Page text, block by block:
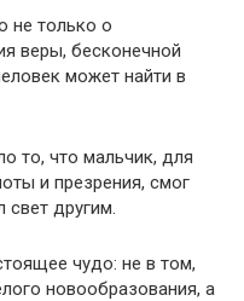
не только о
веры, бесконечной
может найти в
то, что мальчик, для
и презрения, смог
свет другим.
чудо: не в том,
новообразования, а